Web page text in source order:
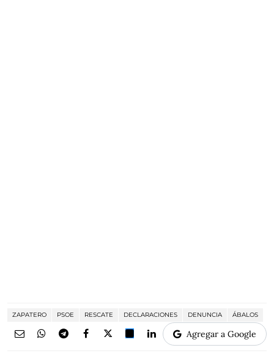
ZAPATERO PSOE RESCATE DECLARACIONES DENUNCIA ÁBALOS
Agregar a Google